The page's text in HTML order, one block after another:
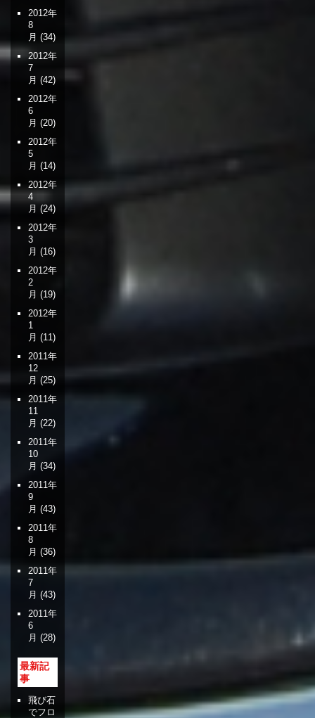
2012年
8
月 (34)
2012年
7
月 (42)
2012年
6
月 (20)
2012年
5
月 (14)
2012年
4
月 (24)
2012年
3
月 (16)
2012年
2
月 (19)
2012年
1
月 (11)
2011年
12
月 (25)
2011年
11
月 (22)
2011年
10
月 (34)
2011年
9
月 (43)
2011年
8
月 (36)
2011年
7
月 (43)
2011年
6
月 (28)
最新記
事
飛び石
でフロ